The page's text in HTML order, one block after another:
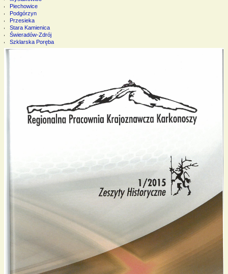
Piechowice
Podgórzyn
Przesieka
Stara Kamienica
Świeradów-Zdrój
Szklarska Poręba